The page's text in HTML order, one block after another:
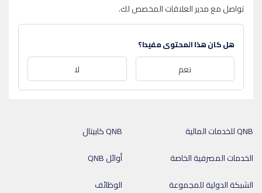
تواصل مع مدير العلاقات المخصص لك.
هل كان هذا المحتوى مفيدا؟
نعم لا
QNB كابيتال
QNB للخدمات المالية
أوائل QNB
الخدمات المصرفية الخاصة
الوظائف
الشبكة الدولية للمجموعة